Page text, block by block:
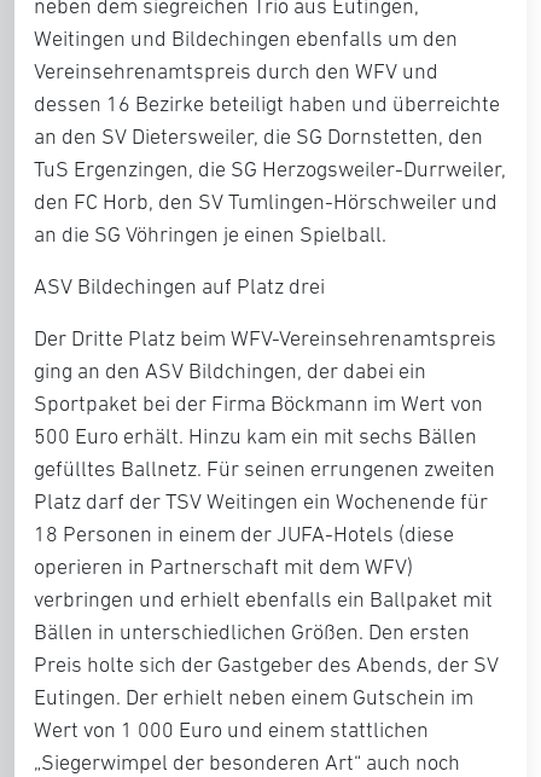
neben dem siegreichen Trio aus Eutingen,
Weitingen und Bildechingen ebenfalls um den
Vereinsehrenamtspreis durch den WFV und
dessen 16 Bezirke beteiligt haben und überreichte
an den SV Dietersweiler, die SG Dornstetten, den
TuS Ergenzingen, die SG Herzogsweiler-Durrweiler,
den FC Horb, den SV Tumlingen-Hörschweiler und
an die SG Vöhringen je einen Spielball.
ASV Bildechingen auf Platz drei
Der Dritte Platz beim WFV-Vereinsehrenamtspreis
ging an den ASV Bildchingen, der dabei ein
Sportpaket bei der Firma Böckmann im Wert von
500 Euro erhält. Hinzu kam ein mit sechs Bällen
gefülltes Ballnetz. Für seinen errungenen zweiten
Platz darf der TSV Weitingen ein Wochenende für
18 Personen in einem der JUFA-Hotels (diese
operieren in Partnerschaft mit dem WFV)
verbringen und erhielt ebenfalls ein Ballpaket mit
Bällen in unterschiedlichen Größen. Den ersten
Preis holte sich der Gastgeber des Abends, der SV
Eutingen. Der erhielt neben einem Gutschein im
Wert von 1 000 Euro und einem stattlichen
„Siegerwimpel der besonderen Art“ auch noch